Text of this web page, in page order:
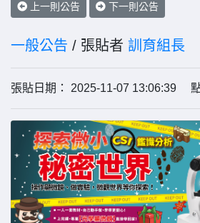
上一則公告 下一則公告
一般公告 / 張貼者 訓育組長
張貼日期： 2025-11-07 13:06:39 點